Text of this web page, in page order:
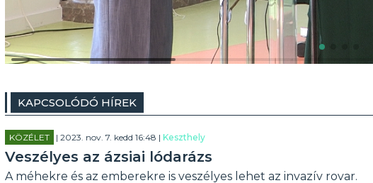
KAPCSOLÓDÓ HÍREK
KÖZÉLET | 2023. nov. 7. kedd 16:48 | Keszthely
Veszélyes az ázsiai lódarázs
A méhekre és az emberekre is veszélyes lehet az invazív rovar.